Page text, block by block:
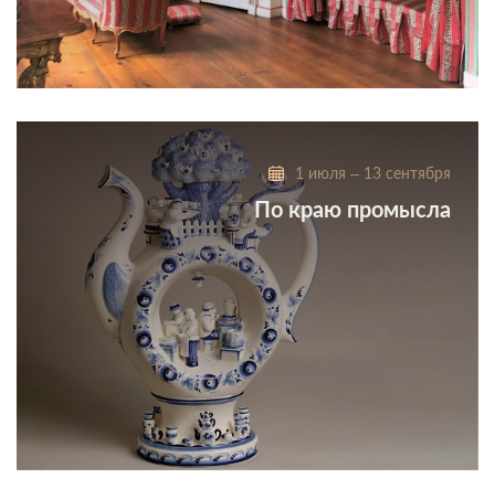
Сезонная выставка о выдающейся актрисе
крепостного театра Шереметевых Прасковье
Ивановне Ковалёвой-Жемчуговой
1 июля – 13 сентября
По краю промысла